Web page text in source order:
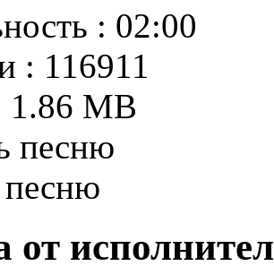
: 02:00
: 116911
1.86 MB
песню
песню
от